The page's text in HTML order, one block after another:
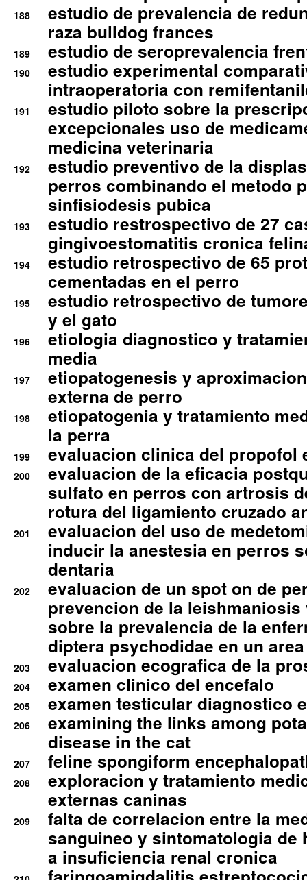
188
estudio de prevalencia de
raza bulldog frances
189 estudio de seroprevalencia
190
estudio experimental
intraoperatoria con
191
estudio piloto sobre la
excepcionales uso de
medicina veterinaria
192
estudio preventivo de la
perros combinando el metodo
sinfisiodesis pubica
193
estudio restrospectivo de 27
gingivoestomatitis cronica
194
estudio retrospectivo de 65
cementadas en el perro
195
estudio retrospectivo de
y el gato
196
etiologia diagnostico y
media
197
etiopatogenesis y
externa de perro
198
etiopatogenia y tratamiento
la perra
199 evaluacion clinica del propofol
200
evaluacion de la eficacia
sulfato en perros con artrosis
rotura del ligamiento cruzado
201
evaluacion del uso de
inducir la anestesia en perros
dentaria
202
evaluacion de un spot on de
prevencion de la
sobre la prevalencia de la
diptera psychodidae en un
203 evaluacion ecografica de la
204 examen clinico del encefalo
205 examen testicular diagnostico
206
examining the links among
disease in the cat
207 feline spongiform
208
exploracion y tratamiento
externas caninas
209
falta de correlacion entre la
sanguineo y sintomatologia de
a insuficiencia renal cronica